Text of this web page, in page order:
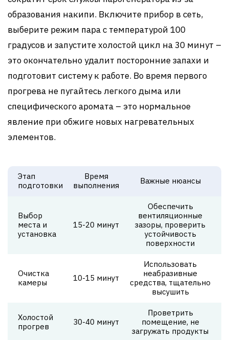
образования накипи. Включите прибор в сеть,
выберите режим пара с температурой 100
градусов и запустите холостой цикл на 30 минут –
это окончательно удалит посторонние запахи и
подготовит систему к работе. Во время первого
прогрева не пугайтесь легкого дыма или
специфического аромата – это нормальное
явление при обжиге новых нагревательных
элементов.
Этап
подготовки
Время
выполнения
Важные нюансы
Выбор
места и
установка
15-20 минут
Обеспечить
вентиляционные
зазоры, проверить
устойчивость
поверхности
Очистка
камеры
10-15 минут
Использовать
неабразивные
средства, тщательно
высушить
Холостой
прогрев
30-40 минут
Проветрить
помещение, не
загружать продукты